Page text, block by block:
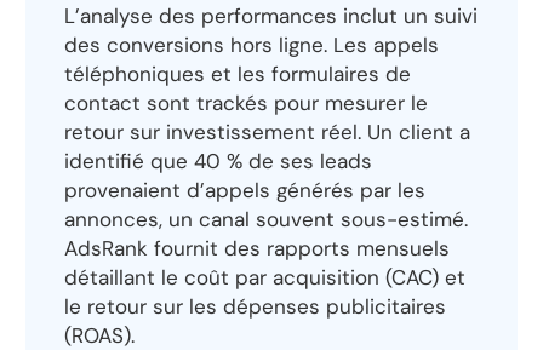
L’analyse des performances inclut un suivi
des conversions hors ligne. Les appels
téléphoniques et les formulaires de
contact sont trackés pour mesurer le
retour sur investissement réel. Un client a
identifié que 40 % de ses leads
provenaient d’appels générés par les
annonces, un canal souvent sous-estimé.
AdsRank fournit des rapports mensuels
détaillant le coût par acquisition (CAC) et
le retour sur les dépenses publicitaires
(ROAS).